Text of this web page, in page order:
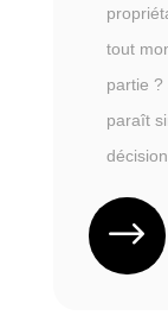
tout
partie ?
paraît